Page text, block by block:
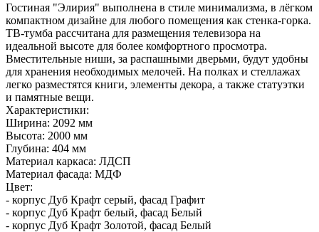
Гостиная "Элирия" выполнена в стиле минимализма, в лёгком
компактном дизайне для любого помещения как стенка-горка.
ТВ-тумба рассчитана для размещения телевизора на
идеальной высоте для более комфортного просмотра.
Вместительные ниши, за распашными дверьми, будут удобны
для хранения необходимых мелочей. На полках и стеллажах
легко разместятся книги, элементы декора, а также статуэтки
и памятные вещи.
Характеристики:
Ширина: 2092 мм
Высота: 2000 мм
Глубина: 404 мм
Материал каркаса: ЛДСП
Материал фасада: МДФ
Цвет:
- корпус Дуб Крафт серый, фасад Графит
- корпус Дуб Крафт белый, фасад Белый
- корпус Дуб Крафт Золотой, фасад Белый